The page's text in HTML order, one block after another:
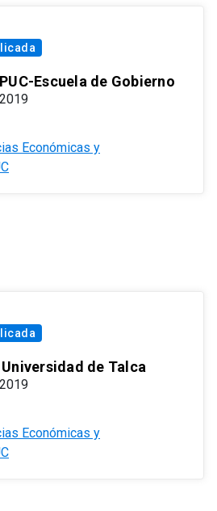
Escuela de Gobierno
Económicas y
de Talca
Económicas y